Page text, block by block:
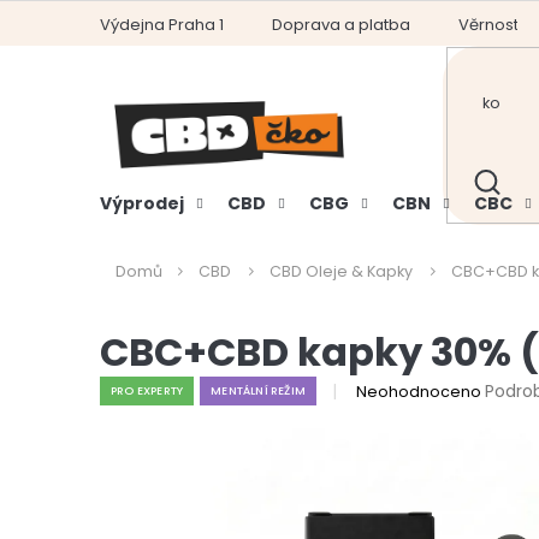
Výdejna Praha 1 Doprava a platba Věrnostní
HLEDAT
Výprodej CBD CBG CBN CBC
Domů CBD CBD Oleje & Kapky CBC+CBD
CBC+CBD kapky
PRO EXPERTY MENTÁLNÍ REŽIM
Průměrné
Neohodnoceno